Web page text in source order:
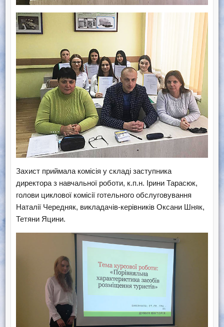
​Захист приймала комісія у складі заступника
директора з навчальної роботи, к.п.н. Ірини Тарасюк,
голови циклової комісії готельного обслуговування
Наталії Чередняк, викладачів-керівників Оксани Шняк,
Тетяни Яцини.